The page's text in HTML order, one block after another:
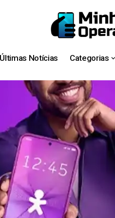
Últimas Notícias Categorias